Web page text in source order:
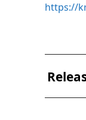
https://